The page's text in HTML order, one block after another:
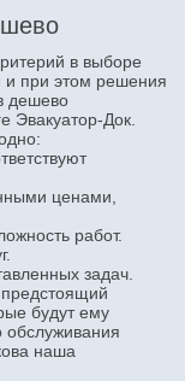
в выборе
и при этом решения
дешево
Эвакуатор-Док.
ценами,
работ.
задач.
будут ему
обслуживания
наша